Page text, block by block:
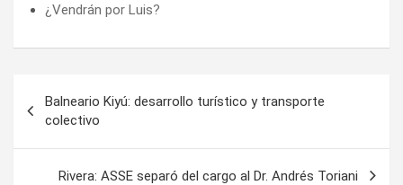
¿Vendrán por Luis?
de
entradas
Balneario Kiyú: desarrollo turístico y transporte
colectivo
Rivera: ASSE separó del cargo al Dr. Andrés Toriani